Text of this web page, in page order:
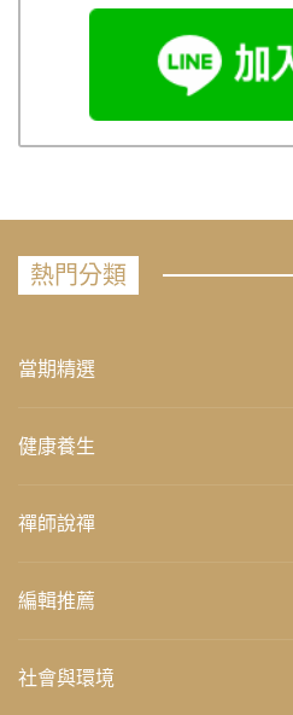
熱門分類
當期精選
健康養生
禪師說禪
編輯推薦
社會與環境